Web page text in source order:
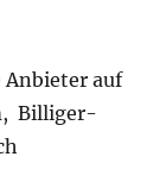
Anbieter auf
Billiger-